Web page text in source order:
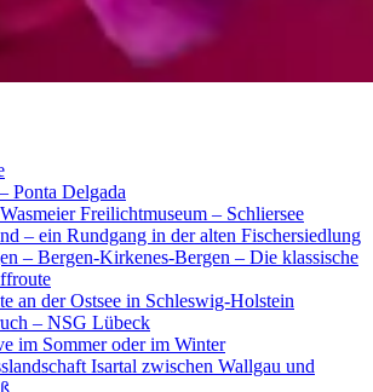
Ponta Delgada
Freilichtmuseum – Schliersee
– ein Rundgang in der alten Fischersiedlung
– Bergen-Kirkenes-Bergen – Die klassische
an der Ostsee in Schleswig-Holstein
– NSG Lübeck
im Sommer oder im Winter
Isartal zwischen Wallgau und